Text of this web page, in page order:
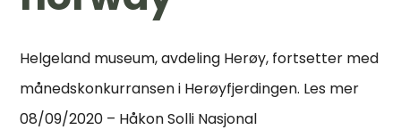
Helgeland museum, avdeling Herøy, fortsetter med
månedskonkurransen i Herøyfjerdingen. Les mer
08/09/2020 – Håkon Solli Nasjonal